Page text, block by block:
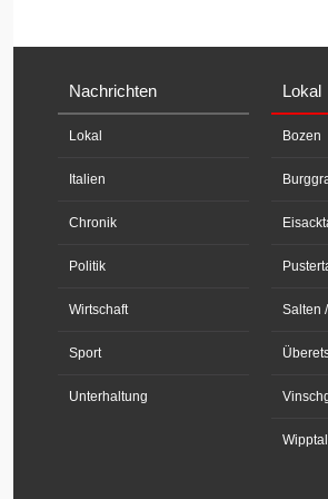
Nachrichten
Lokal
Italien
Chronik
Politik
Wirtschaft
Sport
Unterhaltung
Lokal
Bozen
Salten
Wipptal